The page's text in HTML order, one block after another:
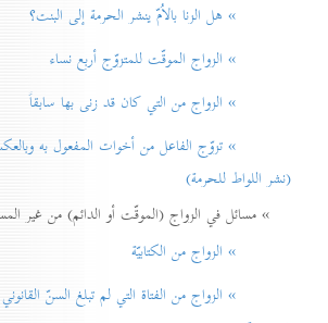
» هل الزنا بالاُمّ ينشر الحرمة إلی البنت؟
» الزواج الموقّت للمتزوّج أربع نساء
» الزواج من التي كان قد زنی بها سابقاً
» تزوّج الفاعل من أخوات المفعول به
(نشر اللواط للحرمة)
» مسائل في الزواج (الموقّت أو الدائم) من غير
» الزواج من الكتابيّة
» الزواج من الفتاة التي لم تبلغ السنّ القانوني